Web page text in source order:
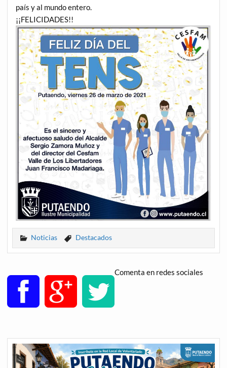
país y al mundo entero.
¡¡FELICIDADES!!
Noticias Destacados
Comenta en redes sociales